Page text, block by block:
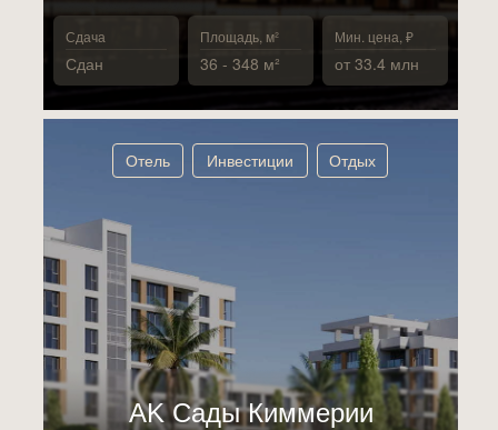
АK Сады Киммерии
Отдых
Инвестиции
Отель
от 33.4 млн
Мин. цена, ₽
36 - 348 м²
Площадь, м²
Сдан
Сдача